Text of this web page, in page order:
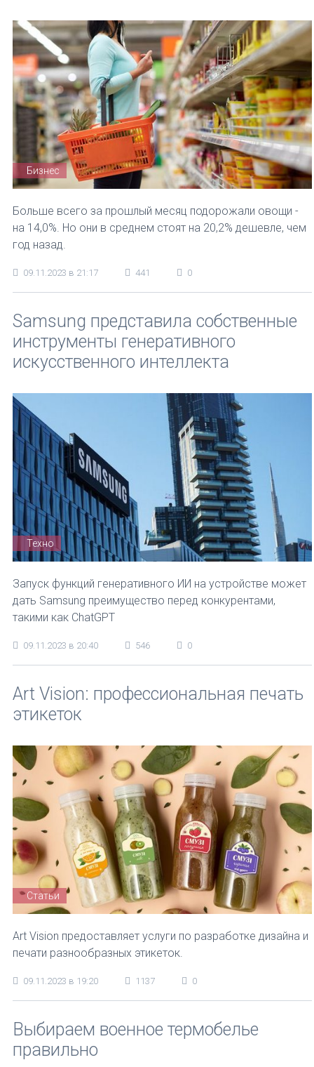
Бизнес
Больше всего за прошлый месяц подорожали овощи -
на 14,0%. Но они в среднем стоят на 20,2% дешевле, чем
год назад.
09.11.2023 в 21:17 441 0
Samsung представила собственные
инструменты генеративного
искусственного интеллекта
Техно
Запуск функций генеративного ИИ на устройстве может
дать Samsung преимущество перед конкурентами,
такими как ChatGPT
09.11.2023 в 20:40 546 0
Art Vision: профессиональная печать
этикеток
Статьи
Art Vision предоставляет услуги по разработке дизайна и
печати разнообразных этикеток.
09.11.2023 в 19:20 1137 0
Выбираем военное термобелье
правильно